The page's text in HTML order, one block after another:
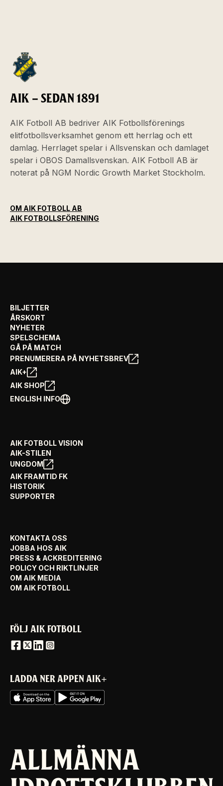
AIK – SEDAN 1891
AIK Fotboll AB bedriver AIK Fotbollsförenings
elitfotbollsverksamhet genom ett herrlag och ett
damlag. Herrlaget spelar i Allsvenskan och damlaget
spelar i OBOS Damallsvenskan. AIK Fotboll AB är
noterat på NGM Nordic Growth Market Stockholm.
OM AIK FOTBOLL AB
AIK FOTBOLLSFÖRENING
BILJETTER
ÅRSKORT
NYHETER
SPELSCHEMA
GÅ PÅ MATCH
PRENUMERERA PÅ NYHETSBREV
AIK+
AIK SHOP
ENGLISH INFO
AIK FOTBOLL VISION
AIK-STILEN
UNGDOM
AIK FRAMTID FK
HISTORIK
SUPPORTER
KONTAKTA OSS
JOBBA HOS AIK
PRESS & ACKREDITERING
POLICY OCH RIKTLINJER
OM AIK MEDIA
OM AIK FOTBOLL
FÖLJ AIK FOTBOLL
LADDA NER APPEN AIK+